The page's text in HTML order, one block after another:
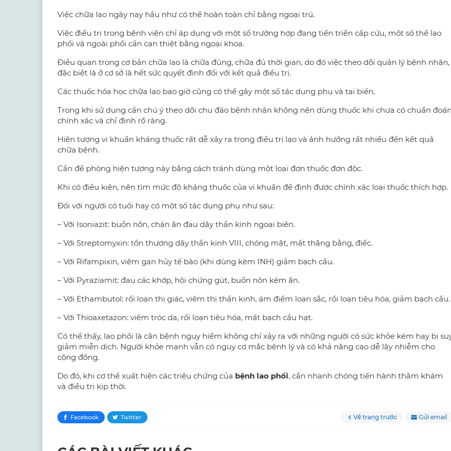
Việc chữa lao ngày nay hầu như có thể hoàn toàn chỉ bằng ngoại trú.
Việc điều trị trong bệnh viện chỉ áp dụng với một số trường hợp đang tiến triển cấp cứu, một số thể lao
phổi và ngoài phổi cần can thiệt bằng ngoại khoa.
Điều quan trọng cơ bản chữa lao là chữa đúng, chữa đủ thời gian, do đó việc theo dõi quản lý bệnh nhân,
đặc biệt là ở cơ sở là hết sức quyết định đối với kết quả điều trị.
Các thuốc hóa học chữa lao bao giờ cũng có thể gây một số tác dụng phụ và tai biến.
Trong khi sử dụng cần chú ý theo dõi chu đáo bệnh nhân không nên dùng thuốc khi chưa có chuẩn
chính xác và chỉ định rõ ràng.
Hiện tượng vi khuẩn kháng thuốc rất dễ xảy ra trong điều trị lao và ảnh hưởng rất nhiều đến kết quả
chữa bệnh.
Cần đề phòng hiện tượng này bằng cách tránh dùng một loại đơn thuốc đơn độc.
Khi có điều kiện, nên tìm mức độ kháng thuốc của vi khuẩn để định được chính xác loại thuốc thích hợp.
Đối với người có tuổi hay có một số tác dụng phụ như sau:
– Với Isoniazit: buồn nôn, chán ăn đau dây thần kinh ngoại biên.
– Với Streptomyxin: tổn thương dây thần kinh VIII, chóng mặt, mất thăng bằng, điếc.
– Với Rifampixin, viêm gan hủy tế bào (khi dùng kèm INH) giảm bạch cầu.
– Với Pyraziamit: đau các khớp, hội chứng gút, buồn nôn kém ăn.
– Với Ethambutol: rối loạn thị giác, viêm thị thần kinh, ám điểm loạn sắc, rối loạn tiêu hóa, giảm bạch cầu.
– Với Thioaxetazon: viêm tróc da, rối loạn tiêu hóa, mất bạch cầu hạt.
Có thể thấy, lao phổi là căn bệnh nguy hiểm không chỉ xảy ra với những người có sức khỏe kém hay bị
giảm miễn dịch. Người khỏe mạnh vẫn có nguy cơ mắc bệnh lý và có khả năng cao dễ lây nhiễm cho
cộng đồng.
Do đó, khi cơ thể xuất hiện các triệu chứng của bệnh lao phổi, cần nhanh chóng tiến hành thăm khám
và điều trị kịp thời.
Facebook Twitter Về trang trước Gửi email